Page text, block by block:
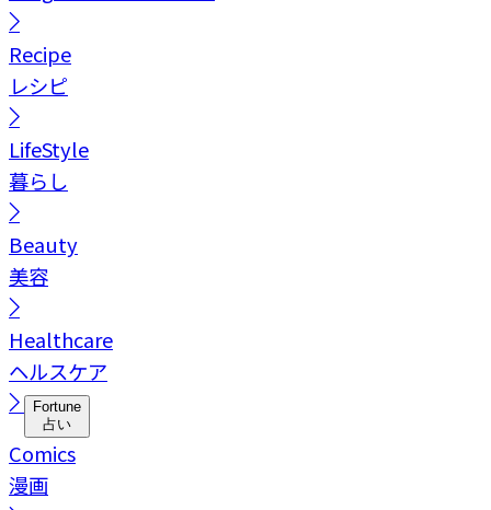
Recipe
レシピ
LifeStyle
暮らし
Beauty
美容
Healthcare
ヘルスケア
Fortune
占い
Comics
漫画